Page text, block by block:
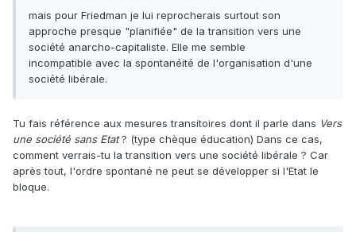
mais pour Friedman je lui reprocherais surtout son
approche presque "planifiée" de la transition vers une
société anarcho-capitaliste. Elle me semble
incompatible avec la spontanéité de l'organisation d'une
société libérale.
Tu fais référence aux mesures transitoires dont il parle dans Vers
une société sans Etat? (type chèque éducation) Dans ce cas,
comment verrais-tu la transition vers une société libérale ? Car
après tout, l'ordre spontané ne peut se développer si l'Etat le
bloque.